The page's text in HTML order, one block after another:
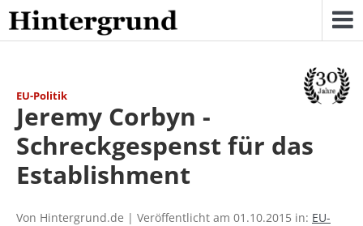
Skip
to
content
EU-Politik
Jeremy Corbyn -
Schreckgespenst für das
Establishment
Von Hintergrund.de | Veröffentlicht am 01.10.2015 in: EU-